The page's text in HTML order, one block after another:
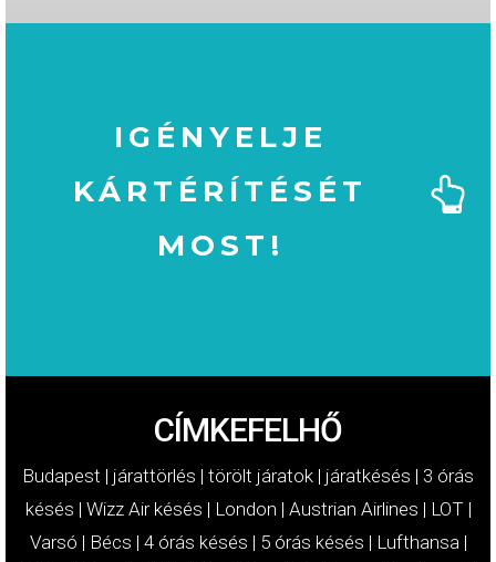
IGÉNYELJE
KÁRTÉRÍTÉSÉT
MOST!
CÍMKEFELHŐ
Budapest | járattörlés | törölt járatok | járatkésés | 3 órás
késés | Wizz Air késés | London | Austrian Airlines | LOT|
Varsó | Bécs | 4 órás késés | 5 órás késés | Lufthansa |